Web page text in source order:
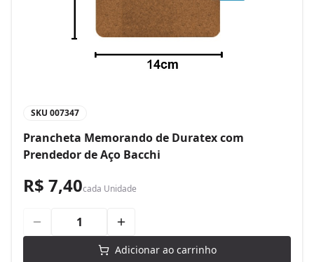
SKU 007347
Prancheta Memorando de Duratex com
Prendedor de Aço Bacchi
R$ 7,40cada Unidade
Adicionar ao carrinho